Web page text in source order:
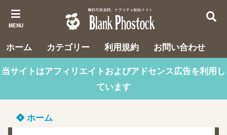
MENU
ホーム カテゴリー 利用規約
お問い合わせ
当サイトはアフィリエイトおよびアドセンス広告を利用し
ています
ホーム